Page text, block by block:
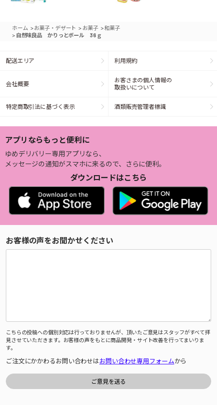
ホーム >お菓子・デザート > お菓子 >和菓子
> 自然味良品 かりっとボール 36ｇ
配送エリア 利用規約
会社概要
お客さまの個人情報の
取扱いについて
特定商取引法に基づく表示 酒類販売管理者標識
アプリならもっと便利に
ゆめデリバリー専用アプリなら、
メッセージの通知がスマホに来るので、さらに便利。
ダウンロードはこちら
お客様の声をお聞かせください
こちらの投稿への個別対応は行っておりませんが、頂いたご意見はスタッフがすべて拝
見させていただきます。お客様の声をもとに商品開発・サイト改善を行ってまいりま
す。
ご注文にかかわるお問い合わせはお問い合わせ専用フォームから